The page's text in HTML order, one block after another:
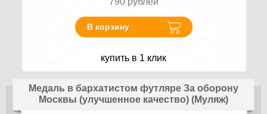
В корзину
купить в 1 клик
Медаль в бархатистом футляре За оборону
Москвы (улучшенное качество) (Муляж)